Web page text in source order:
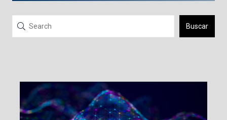
Buscar